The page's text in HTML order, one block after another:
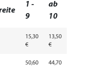
1 -
9
ab
10
15,30
€
13,50
€
50,60
44,70